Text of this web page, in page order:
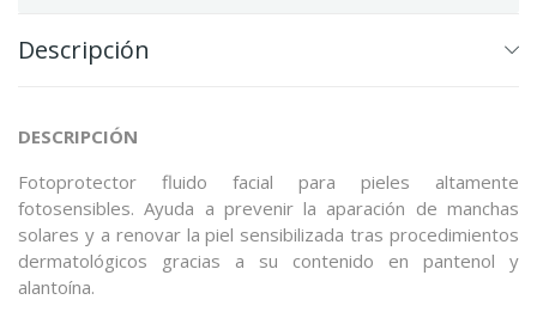
Descripción
DESCRIPCIÓN
Fotoprotector fluido facial para pieles altamente
fotosensibles. Ayuda a prevenir la aparación de manchas
solares y a renovar la piel sensibilizada tras procedimientos
dermatológicos gracias a su contenido en pantenol y
alantoína.